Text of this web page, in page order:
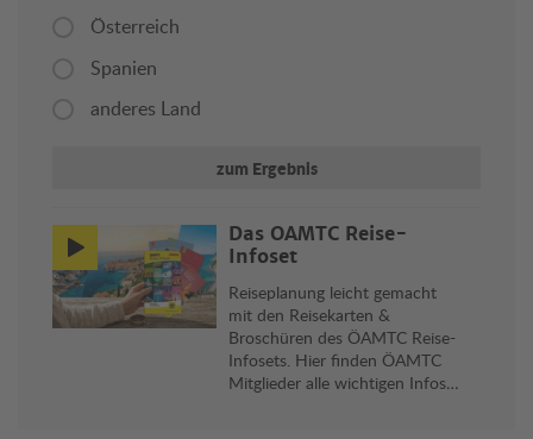
Österreich
Spanien
anderes Land
zum Ergebnis
Das ÖAMTC Reise-
Infoset
Reiseplanung leicht gemacht
mit den Reisekarten &
Broschüren des ÖAMTC Reise-
Infosets. Hier finden ÖAMTC
Mitglieder alle wichtigen Infos